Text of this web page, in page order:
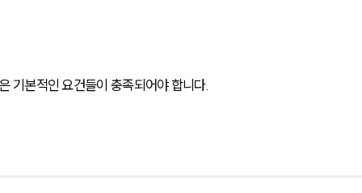
기본적인 요건들이 충족되어야 합니다.